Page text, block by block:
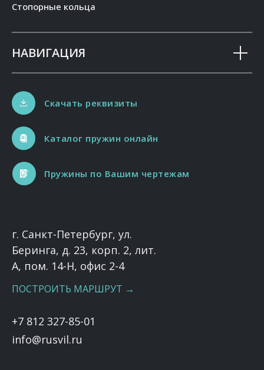
Стопорные кольца
НАВИГАЦИЯ
Каталог пружин онлайн
Пружины по Вашим чертежам
Скачать реквизиты
г. Санкт-Петербург, ул.
Беринга, д. 23, корп. 2, лит.
А, пом. 14-Н, офис 2-4
ПОСТРОИТЬ МАРШРУТ →
+7 812 327-85-01
info@rusvil.ru